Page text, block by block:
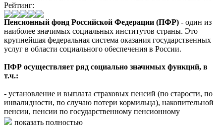
Рейтинг:
Пенсионный фонд Российской Федерации (ПФР) - один из
наиболее значимых социальных институтов страны. Это
крупнейшая федеральная система оказания государственных
услуг в области социального обеспечения в России.
ПФР осуществляет ряд социально значимых функций, в
т.ч.:
- установление и выплата страховых пенсий (по старости, по
инвалидности, по случаю потери кормильца), накопительной
пенсии, пенсии по государственному пенсионному
обеспечению, пенсии военнослужащих и их семей,
показать полностью